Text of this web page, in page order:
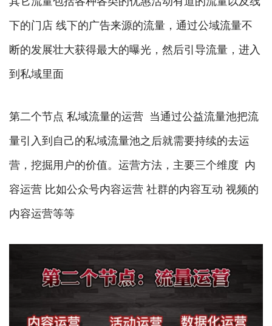
下的门店 线下的广告来源的流量，通过公域流量不
断的发展壮大获得最大的曝光，然后引导流量，进入
到私域里面
第二个节点 私域流量的运营 当通过公益流量池把流
量引入到自己的私域流量池之后就需要持续的去运
营，挖掘用户的价值。运营方法，主要三个维度 内
容运营 比如公众号内容运营 社群的内容互动 视频的
内容运营等等